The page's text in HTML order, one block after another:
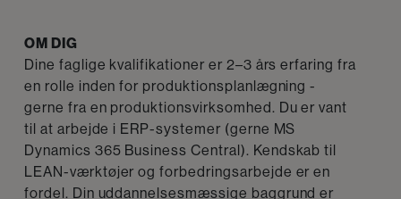
OM DIG
Dine faglige kvalifikationer er 2–3 års erfaring fra
en rolle inden for produktionsplanlægning -
gerne fra en produktionsvirksomhed. Du er vant
til at arbejde i ERP-systemer (gerne MS
Dynamics 365 Business Central). Kendskab til
LEAN-værktøjer og forbedringsarbejde er en
fordel. Din uddannelsesmæssige baggrund er